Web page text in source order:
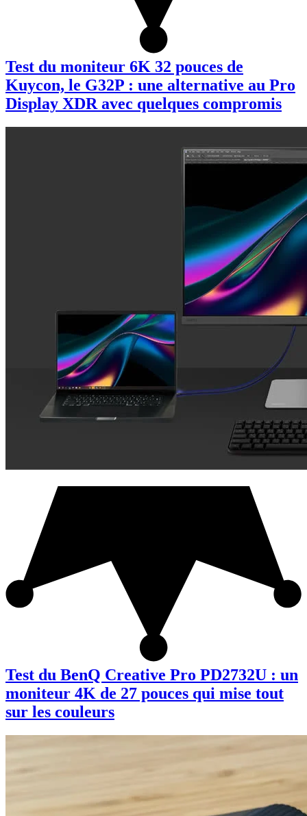
Test du moniteur 6K 32 pouces de
Kuycon, le G32P : une alternative au Pro
Display XDR avec quelques compromis
Test du BenQ Creative Pro PD2732U : un
moniteur 4K de 27 pouces qui mise tout
sur les couleurs